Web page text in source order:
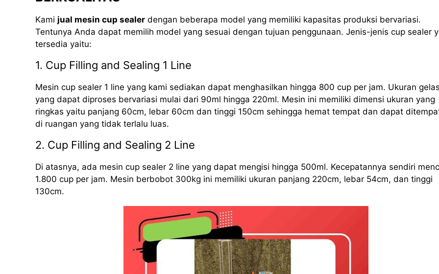
Kami jual mesin cup sealer dengan beberapa model yang memiliki kapasitas produksi bervariasi.
Tentunya Anda dapat memilih model yang sesuai dengan tujuan penggunaan. Jenis-jenis cup sealer
tersedia yaitu:
1. Cup Filling and Sealing 1 Line
Mesin cup sealer 1 line yang kami sediakan dapat menghasilkan hingga 800 cup per jam. Ukuran gelas
yang dapat diproses bervariasi mulai dari 90ml hingga 220ml. Mesin ini memiliki dimensi ukuran yang
ringkas yaitu panjang 60cm, lebar 60cm dan tinggi 150cm sehingga hemat tempat dan dapat
di ruangan yang tidak terlalu luas.
2. Cup Filling and Sealing 2 Line
Di atasnya, ada mesin cup sealer 2 line yang dapat mengisi hingga 500ml. Kecepatannya sendiri
1.800 cup per jam. Mesin berbobot 300kg ini memiliki ukuran panjang 220cm, lebar 54cm, dan tinggi
130cm.